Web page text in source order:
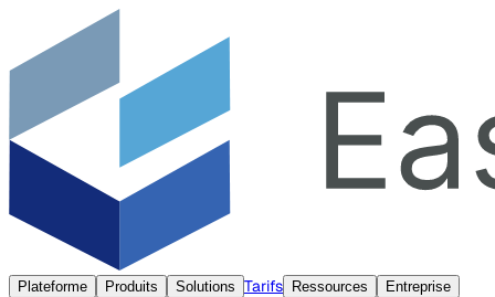
Plateforme Produits Solutions Tarifs Ressources
Entreprise